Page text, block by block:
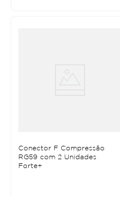
Conector F Compressão
RG59 com 2 Unidades
Forte+